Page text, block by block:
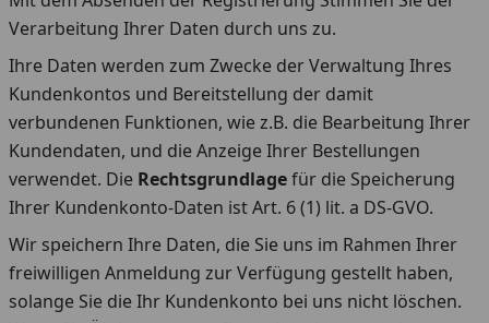
Verarbeitung Ihrer Daten durch uns zu.
Ihre Daten werden zum Zwecke der Verwaltung Ihres
Kundenkontos und Bereitstellung der damit
verbundenen Funktionen, wie z.B. die Bearbeitung Ihrer
Kundendaten, und die Anzeige Ihrer Bestellungen
verwendet. Die Rechtsgrundlagefür die Speicherung
Ihrer Kundenkonto-Daten ist Art. 6 (1) lit. a DS-GVO.
Wir speichern Ihre Daten, die Sie uns im Rahmen Ihrer
freiwilligen Anmeldung zur Verfügung gestellt haben,
solange Sie die Ihr Kundenkonto bei uns nicht löschen.